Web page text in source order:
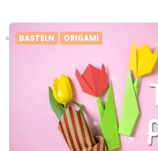
BASTELN ORIGAMI